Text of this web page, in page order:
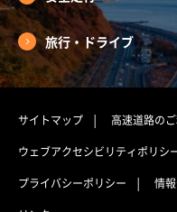
旅行・ドライブ
サイトマップ 高速道路の
ウェブアクセシビリティポリシ
プライバシーポリシー
情